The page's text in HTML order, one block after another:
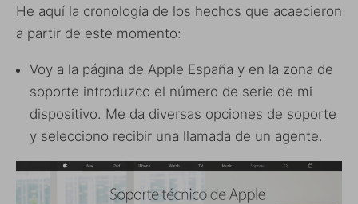
He aquí la cronología de los hechos que acaecieron
a partir de este momento:
Voy a la página de Apple España y en la zona de
soporte introduzco el número de serie de mi
dispositivo. Me da diversas opciones de soporte
y selecciono recibir una llamada de un agente.